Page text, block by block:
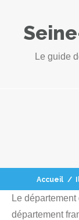
Le guide
Accueil /
Le
département